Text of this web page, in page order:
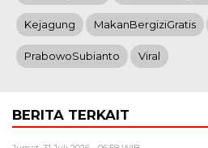
Kejagung MakanBergiziGratis
PrabowoSubianto Viral
BERITA TERKAIT